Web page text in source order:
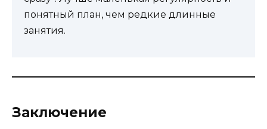
понятный план, чем редкие длинные
занятия.
Заключение